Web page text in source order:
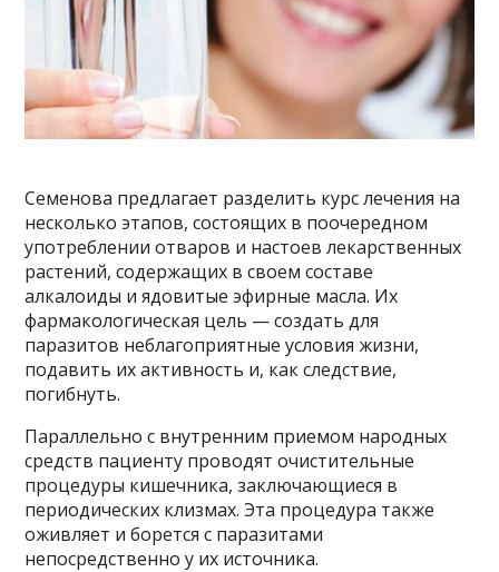
Семенова предлагает разделить курс лечения на
несколько этапов, состоящих в поочередном
употреблении отваров и настоев лекарственных
растений, содержащих в своем составе
алкалоиды и ядовитые эфирные масла. Их
фармакологическая цель — создать для
паразитов неблагоприятные условия жизни,
подавить их активность и, как следствие,
погибнуть.
Параллельно с внутренним приемом народных
средств пациенту проводят очистительные
процедуры кишечника, заключающиеся в
периодических клизмах. Эта процедура также
оживляет и борется с паразитами
непосредственно у их источника.